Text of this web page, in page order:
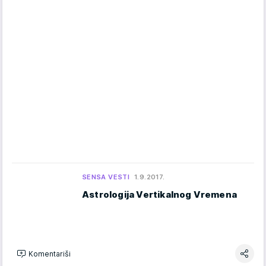
SENSA VESTI 1.9.2017.
Astrologija Vertikalnog Vremena
Komentariši